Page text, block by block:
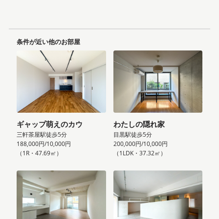
条件が近い他のお部屋
ギャップ萌えのカウ
三軒茶屋駅徒歩5分
188,000円/10,000円
（1R・47.69㎡）
わたしの隠れ家
目黒駅徒歩5分
200,000円/10,000円
（1LDK・37.32㎡）